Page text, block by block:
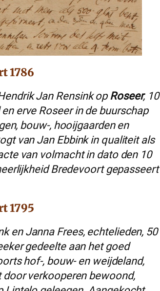
1786
Jan Rensink op Roseer, 10
erve Roseer in de buurschap
bouw-, hooijgaarden en
van Jan Ebbink in qualiteit als
van volmacht in dato den 10
Bredevoort gepasseert
1795
en Janna Frees, echtelieden, 50
gedeelte aan het goed
hof-, bouw- en weijdeland,
door verkooperen bewoond,